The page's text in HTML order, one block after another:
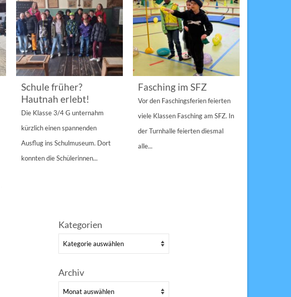
Schule früher?
Hautnah erlebt!
Die Klasse 3/4 G unternahm
kürzlich einen spannenden
Ausflug ins Schulmuseum. Dort
konnten die Schülerinnen...
Fasching im SFZ
Vor den Faschingsferien feierten
viele Klassen Fasching am SFZ. In
der Turnhalle feierten diesmal
alle...
Kategorien
Kategorien
Archiv
Archiv